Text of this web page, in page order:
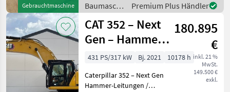
Gebrauchtmaschine
Baumaschinen
/
Caterpillar
Premium Plus Händler
CAT 352 – Next
Gen – Hammer
Lines /
Automatische
Schmierung
180.895
€
inkl. 21 %
MwSt.
149.500 €
exkl.
431 PS/317 kW Bj. 2021
10178 h
Caterpillar 352 – Next Gen
Hammer-Leitungen /